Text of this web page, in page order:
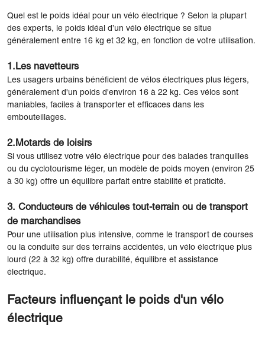
Quel est le poids idéal pour un vélo électrique ? Selon la plupart
des experts, le poids idéal d’un vélo électrique se situe
généralement entre 16 kg et 32 kg, en fonction de votre utilisation.
1.Les navetteurs
Les usagers urbains bénéficient de vélos électriques plus légers,
généralement d'un poids d'environ 16 à 22 kg. Ces vélos sont
maniables, faciles à transporter et efficaces dans les
embouteillages.
2.Motards de loisirs
Si vous utilisez votre vélo électrique pour des balades tranquilles
ou du cyclotourisme léger, un modèle de poids moyen (environ 25
à 30 kg) offre un équilibre parfait entre stabilité et praticité.
3. Conducteurs de véhicules tout-terrain ou de transport
de marchandises
Pour une utilisation plus intensive, comme le transport de courses
ou la conduite sur des terrains accidentés, un vélo électrique plus
lourd (22 à 32 kg) offre durabilité, équilibre et assistance
électrique.
Facteurs influençant le poids d'un vélo
électrique